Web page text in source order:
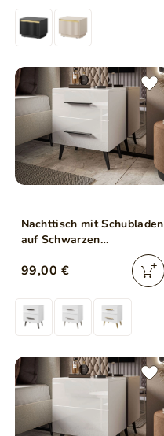
Nachttisch mit Schubladen
auf Schwarzen
Metallbeinen Noaé Lux
99,00 €